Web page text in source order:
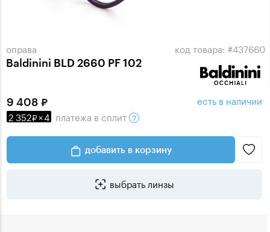
оправа
Baldinini BLD 2660 PF 102
код товара: #437660
9 408
2 352 ×4 платежа в сплит
есть в наличии
добавить в корзину
выбрать линзы